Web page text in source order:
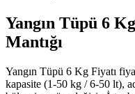
Yangın Tüpü 6
Mantığı
Yangın Tüpü 6 Kg Fiyatı
kapasite (1-50 kg / 6-50 lt),